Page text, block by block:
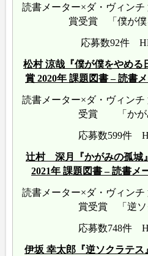
読書メーター×ダ・ヴィン
賞受賞 「僕が僕
応募数92件
松村 涼哉『僕が僕をやめる
賞 2020年 課題図書 – 読書
読書メーター×ダ・ヴィン
受賞 「かが
応募数599件
辻村 深月『かがみの孤城
2021年 課題図書 – 読書メ
読書メーター×ダ・ヴィン
賞受賞 「逆ソ
応募数748件
伊坂 幸太郎『逆ソクラテ